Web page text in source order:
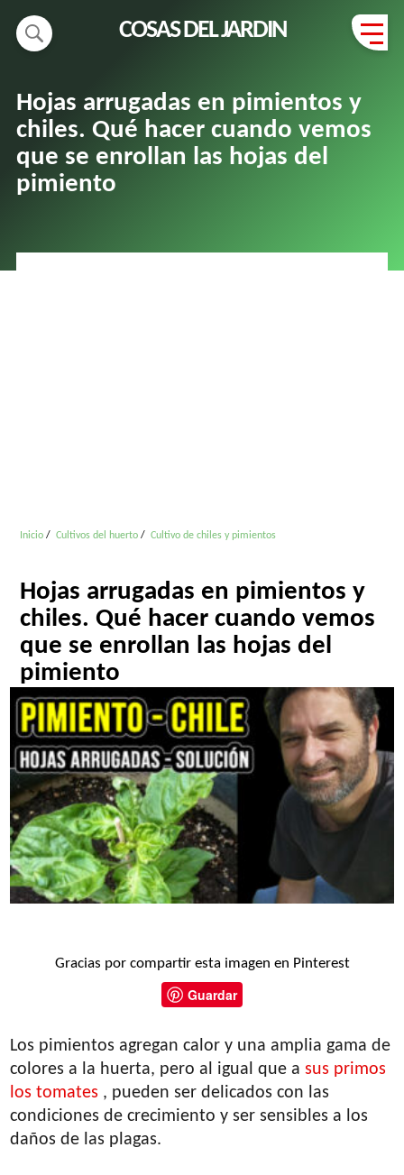
COSAS DEL JARDIN
Hojas arrugadas en pimientos y
chiles. Qué hacer cuando vemos
que se enrollan las hojas del
pimiento
Inicio Cultivos del huerto Cultivo de chiles y pimientos
Hojas arrugadas en pimientos y
chiles. Qué hacer cuando vemos
que se enrollan las hojas del
pimiento
Gracias por compartir esta imagen en Pinterest
Guardar
Los pimientos agregan calor y una amplia gama de
colores a la huerta, pero al igual que asus primos
los tomates , pueden ser delicados con las
condiciones de crecimiento y ser sensibles a los
daños de las plagas.